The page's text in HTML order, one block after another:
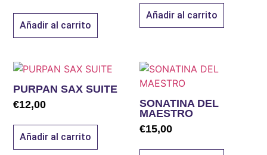
Añadir al carrito
Añadir al carrito
PURPAN SAX SUITE
€12,00
Añadir al carrito
SONATINA DEL
MAESTRO
€15,00